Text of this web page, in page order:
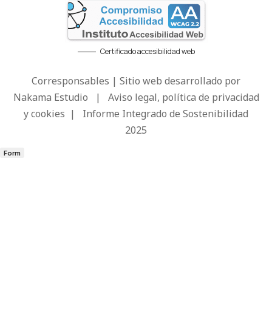
Certificado accesibilidad web
Corresponsables | Sitio web desarrollado por
Nakama Estudio | Aviso legal, política de privacidad
y cookies | Informe Integrado de Sostenibilidad
2025
Form